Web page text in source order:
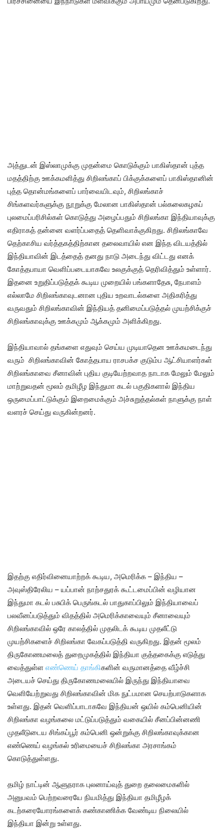
அத்துடன் இஸ்லாமுக்கு முதன்மை கொடுக்கும் பாகிஸ்தான் புத்த
மதத்திற்கு ஊக்கமளித்து சிறிலங்காப் பிக்குக்களைப் பாகிஸ்தானின்
புத்த தொன்மங்களைப் பார்வையிடவும், சிறிலங்காச்
சிங்களவர்களுக்கு நூறுக்கு மேலான பாகிஸ்தான் பல்கலைகழகப்
புலமைப்பரிசில்கள் கொடுத்து அழைப்பதும் சிறிலங்கா இந்தியாவுக்கு
எதிராகத் தன்னை வளர்ப்பதைத் தெளிவாக்குகிறது. சிறிலங்காவே
தெற்காசிய வர்த்தகத்திற்கான தலைவாயில் என இந்த விடயத்தில்
இந்தியாவின் இடத்தைத் தனது நாடு அடைந்து விட்டது எனக்
கோத்தபாயா வெளிப்படையாகவே உலகுக்குத் தெரிவித்தும் உள்ளார்.
இதனை உறுதிப்படுத்தக் கூடிய முறையில் பங்களாதேசு, நேபாளம்
எல்லாமே சிறிலங்காவுடனான புதிய உறவாடல்களை அதிகரித்து
வருவதும் சிறிலங்காவின் இந்தியத் தனிமைப்படுத்தல் முயற்சிக்குச்
சிறிலங்காவுக்கு ஊக்கமும் ஆக்கமும் அளிக்கிறது.
இந்தியாவால் தங்களை எதுவும் செய்ய முடியாதென ஊக்கமடைந்து
வரும் சிறிலங்காவின் கோத்தபாய ராசபக்ச குடும்ப ஆட்சியாளர்கள்
சிறிலங்காவை சீனாவின் புதிய குடியேற்றவாத நாடாக மேலும் மேலும்
மாற்றுவதன் மூலம் தமிழீழ இந்துமா கடல் பகுதிகளால் இந்திய
ஒருமைப்பாட்டுக்கும் இறைமைக்கும் அச்சுறுத்தல்கள் நாளுக்கு நாள்
வளரச் செய்து வருகின்றனர்.
இதற்கு எதிர்வினையாற்றக் கூடிய, அமெரிக்க – இந்திய –
அவுஸ்திரேலிய – யப்பான் நாற்சதுரக் கூட்டமைப்பின் வழியான
இந்துமா கடல் பசுபிக் பெருங்கடல் பாதுகாப்பிலும் இந்தியாவைப்
பலவீனப்படுத்தும் விதத்தில் அமெரிக்காவையும் சீனாவையும்
சிறிலங்காவில் ஒரே காலத்தில் முதலிடக் கூடிய முதலீட்டு
முயற்சிகளைச் சிறிலங்கா வேகப்படுத்தி வருகிறது. இதன் மூலம்
திருகோணமலைத் துறைமுகத்தில் இந்தியா குத்தகைக்கு எடுத்து
வைத்துள்ள எண்ணெய் தாங்கிகளின் வருமானத்தை வீழ்ச்சி
அடையச் செய்து திருகோணமலையில் இருந்து இந்தியாவை
வெளியேற்றுவது சிறிலங்காவின் மிக நுட்பமான செயற்பாடுகளாக
உள்ளது. இதன் வெளிப்பாடாகவே இந்தியன் ஒயில் கம்பெனியின்
சிறிலங்கா வழங்கலை மட்டுப்படுத்தும் வகையில் சீனப்பின்னணி
முதலீடுடைய சிங்கப்பூர் கம்பெனி ஒன்றுக்கு சிறிலங்காவுக்கான
எண்ணெய் வழங்கல் உரிமையைச் சிறிலங்கா அரசாங்கம்
கொடுத்துள்ளது.
தமிழ் நாட்டின் ஆளுநராக புலனாய்வுத் துறை தலைமைகளில்
அனுபவம் பெற்றவரையே நியமித்து இந்தியா தமிழீழக்
கடற்கரையோரங்களைக் கண்காணிக்க வேண்டிய நிலையில்
இந்தியா இன்று உள்ளது.